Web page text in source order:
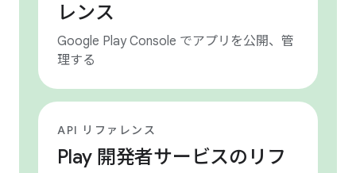
レンス
Google Play Console でアプリを公開、管
理する
API リファレンス
Play 開発者サービスのリフ